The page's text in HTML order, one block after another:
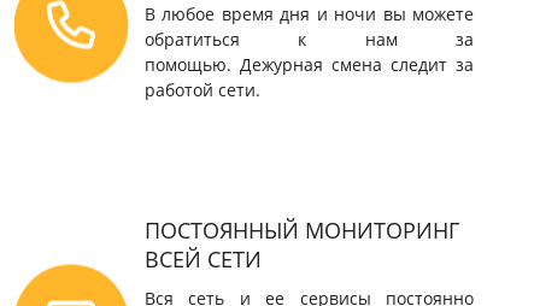
В любое время дня и ночи вы можете
обратиться к нам за
помощью. Дежурная смена следит за
работой сети.
ПОСТОЯННЫЙ МОНИТОРИНГ
ВСЕЙ СЕТИ
Вся сеть и ее сервисы постоянно